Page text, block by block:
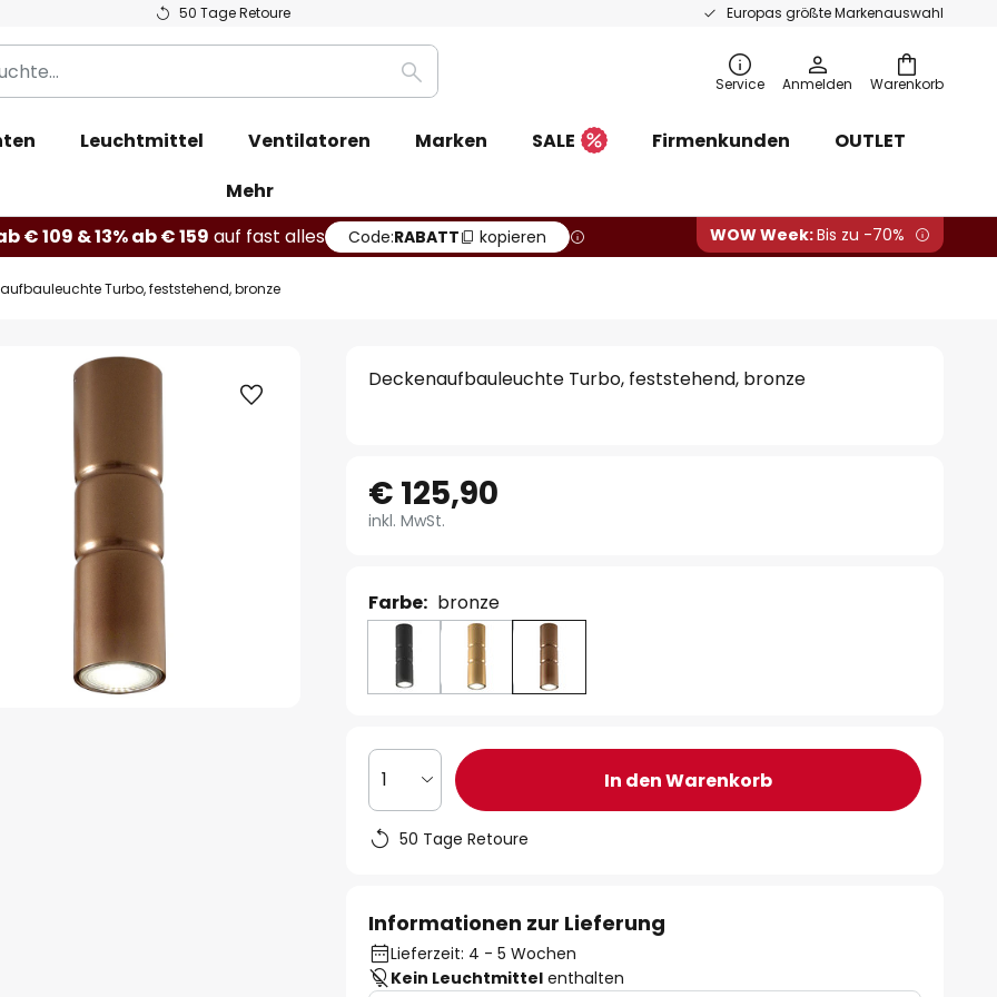
50 Tage Retoure Europas größte Markenauswahl
Warenkorb
Suche Service Anmelden
Leuchtmittel Ventilatoren Marken SALE Firmenkunden
OUTLET
Mehr
€ 109 & 13% ab € 159 auf fast alles Code:RABATT kopieren WOW Week:Bis zu -70%
Turbo, feststehend, bronze
Deckenaufbauleuchte Turbo, feststehend, bronze
€ 125,90
inkl. MwSt.
Farbe: bronze
1 In den Warenkorb
50 Tage Retoure
Informationen zur Lieferung
Lieferzeit: 4 - 5 Wochen
Kein Leuchtmittel enthalten